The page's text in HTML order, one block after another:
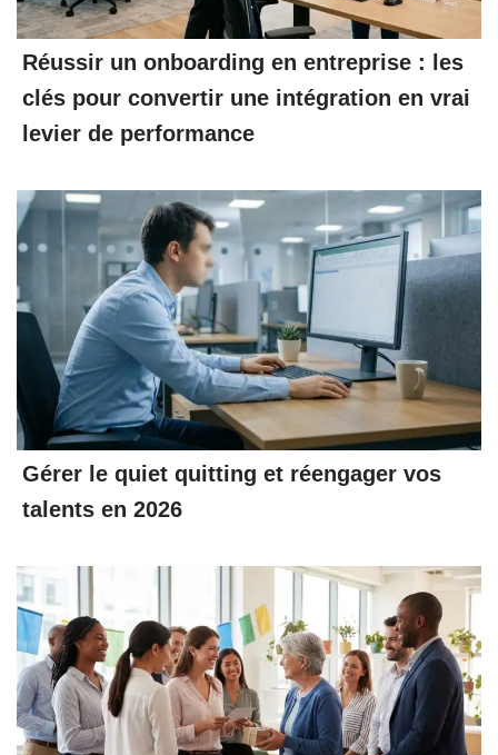
Réussir un onboarding en entreprise : les
clés pour convertir une intégration en vrai
levier de performance
Gérer le quiet quitting et réengager vos
talents en 2026